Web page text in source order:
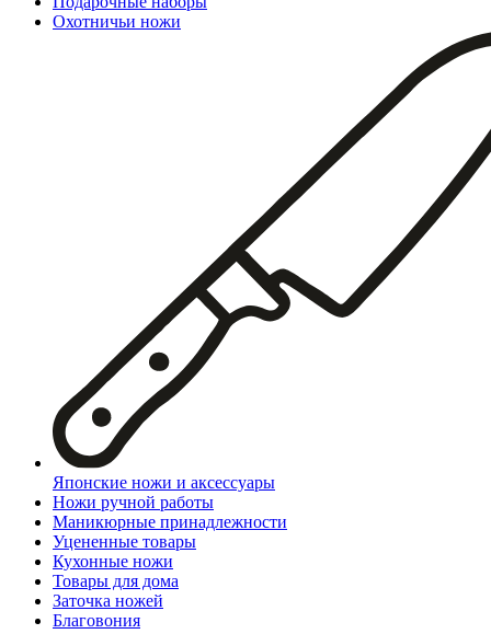
Охотничьи ножи
Японские ножи и аксессуары
Ножи ручной работы
Маникюрные принадлежности
Уцененные товары
Кухонные ножи
Товары для дома
Заточка ножей
Благовония